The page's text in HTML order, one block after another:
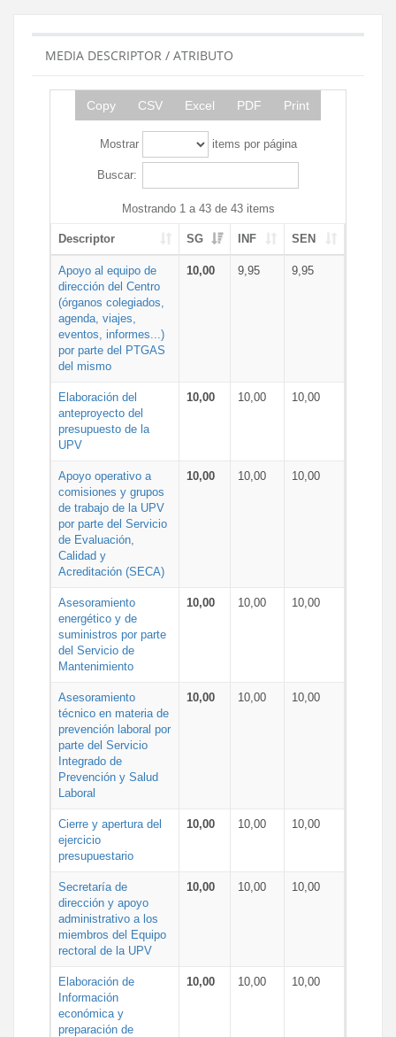
MEDIA DESCRIPTOR / ATRIBUTO
Copy CSV Excel PDF Print
Mostrar items por página
Buscar:
Mostrando 1 a 43 de 43 items
Descriptor SG INF SEN
Apoyo al equipo de
dirección del Centro
(órganos colegiados,
agenda, viajes,
eventos, informes...)
por parte del PTGAS
del mismo
10,00 9,95 9,95
Elaboración del
anteproyecto del
presupuesto de la
UPV
10,00 10,00 10,00
Apoyo operativo a
comisiones y grupos
de trabajo de la UPV
por parte del Servicio
de Evaluación,
Calidad y
Acreditación (SECA)
10,00 10,00 10,00
Asesoramiento
energético y de
suministros por parte
del Servicio de
Mantenimiento
10,00 10,00 10,00
Asesoramiento
técnico en materia de
prevención laboral por
parte del Servicio
Integrado de
Prevención y Salud
Laboral
10,00 10,00 10,00
Cierre y apertura del
ejercicio
presupuestario
10,00 10,00 10,00
Secretaría de
dirección y apoyo
administrativo a los
miembros del Equipo
rectoral de la UPV
10,00 10,00 10,00
Elaboración de
Información
económica y
preparación de
10,00 10,00 10,00